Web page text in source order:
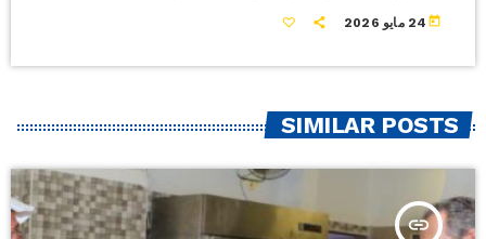
today 24 مايو 2026
SIMILAR POSTS
insert_link